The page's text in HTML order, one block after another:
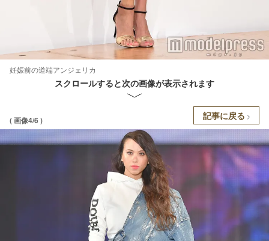
妊娠前の道端アンジェリカ
スクロールすると次の画像が表示されます
( 画像4/6 ) 記事に戻る